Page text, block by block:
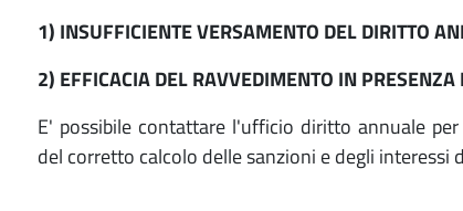
1) INSUFFICIENTE VERSAMENTO DEL DIRITTO
2) EFFICACIA DEL RAVVEDIMENTO IN
E' possibile contattare l'ufficio diritto annuale
del corretto calcolo delle sanzioni e degli interessi